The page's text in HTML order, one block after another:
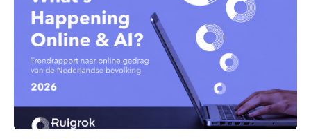
Research. ▼ De uitkomsten zijn…